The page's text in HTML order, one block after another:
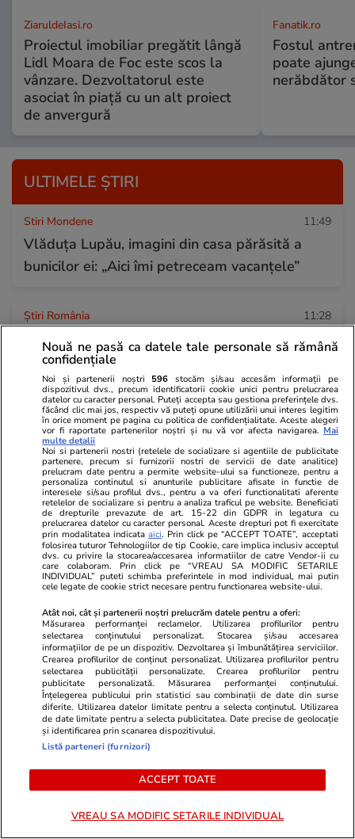
ZiaruldeIasi.ro
Proiectul imobiliar pregătit lângă
Lidl Moara de Foc este scos la
vânzare. Dezvoltatorul este
asociat în piață cu un alt proiect
de anvergură
Fanatik.ro
Fostul
poate
nerăbdător
ULTIMELE ȘTIRI
Stiri Mondene 11:49
Vlăduța Lupău, imagini din casa părăsită a
bunicilor ei: „Aici îmi petreceam vacanțele”
Știri România 11:28
O dronă a fost doborâtă de un pilot român de
pe un avion F-16, în județul Buzău. Nicușor
Dan: „Era într-o zonă nelocuită”
Știri Externe 11:25
Tânără româncă găsită moartă într-un
apartament din Italia. Trupul Danielei era
ascuns în lada patului, înfășurat într-un cearșaf
Tehnologie 11:20
Cât combustibil consumă, de fapt, încărcarea
telefonului în mașină și ce se întâmplă când
motorul este oprit
Citește mai multe
TRENDING
Horoscop
Horoscop 24 iulie 2026. Vărsătorii au unele
sine, iar altele vor deveni mai ușor de rezolvat
Nouă ne pasă ca datele tale personale să rămână
confidențiale
Noi și partenerii noștri 596 stocăm și/sau accesăm informații pe
dispozitivul dvs., precum identificatorii cookie unici pentru prelucrarea
datelor cu caracter personal. Puteți accepta sau gestiona preferințele dvs.
făcând clic mai jos, respectiv vă puteți opune utilizării unui interes legitim
în orice moment pe pagina cu politica de confidențialitate. Aceste alegeri
vor fi raportate partenerilor noștri și nu vă vor afecta navigarea. Mai
multe detalii
Noi si partenerii nostri (retelele de socializare si agentiile de publicitate
partenere, precum si furnizorii nostri de servicii de date analitice)
prelucram date pentru a permite website-ului sa functioneze, pentru a
personaliza continutul si anunturile publicitare afisate in functie de
interesele si/sau profilul dvs., pentru a va oferi functionalitati aferente
retelelor de socializare si pentru a analiza traficul pe website. Beneficiati
de drepturile prevazute de art. 15-22 din GDPR in legatura cu
prelucrarea datelor cu caracter personal. Aceste drepturi pot fi exercitate
prin modalitatea indicataaici. Prin click pe “ACCEPT TOATE”, acceptati
folosirea tuturor Tehnologiilor de tip Cookie, care implica inclusiv acceptul
dvs. cu privire la stocarea/accesarea informatiilor de catre Vendor-ii cu
care colaboram. Prin click pe “VREAU SA MODIFIC SETARILE
INDIVIDUAL” puteti schimba preferintele in mod individual, mai putin
cele legate de cookie strict necesare pentru functionarea website-ului.
Atât noi, cât și partenerii noștri prelucrăm datele pentru a oferi:
Măsurarea performanței reclamelor. Utilizarea profilurilor pentru
selectarea conținutului personalizat. Stocarea și/sau accesarea
informațiilor de pe un dispozitiv. Dezvoltarea și îmbunătățirea serviciilor.
Crearea profilurilor de conținut personalizat. Utilizarea profilurilor pentru
selectarea publicității personalizate. Crearea profilurilor pentru
publicitate personalizată. Măsurarea performanței conținutului.
Înțelegerea publicului prin statistici sau combinații de date din surse
diferite. Utilizarea datelor limitate pentru a selecta conținutul. Utilizarea
de date limitate pentru a selecta publicitatea. Date precise de geolocație
și identificarea prin scanarea dispozitivului.
Listă parteneri (furnizori)
ACCEPT TOATE
VREAU SA MODIFIC SETARILE INDIVIDUAL